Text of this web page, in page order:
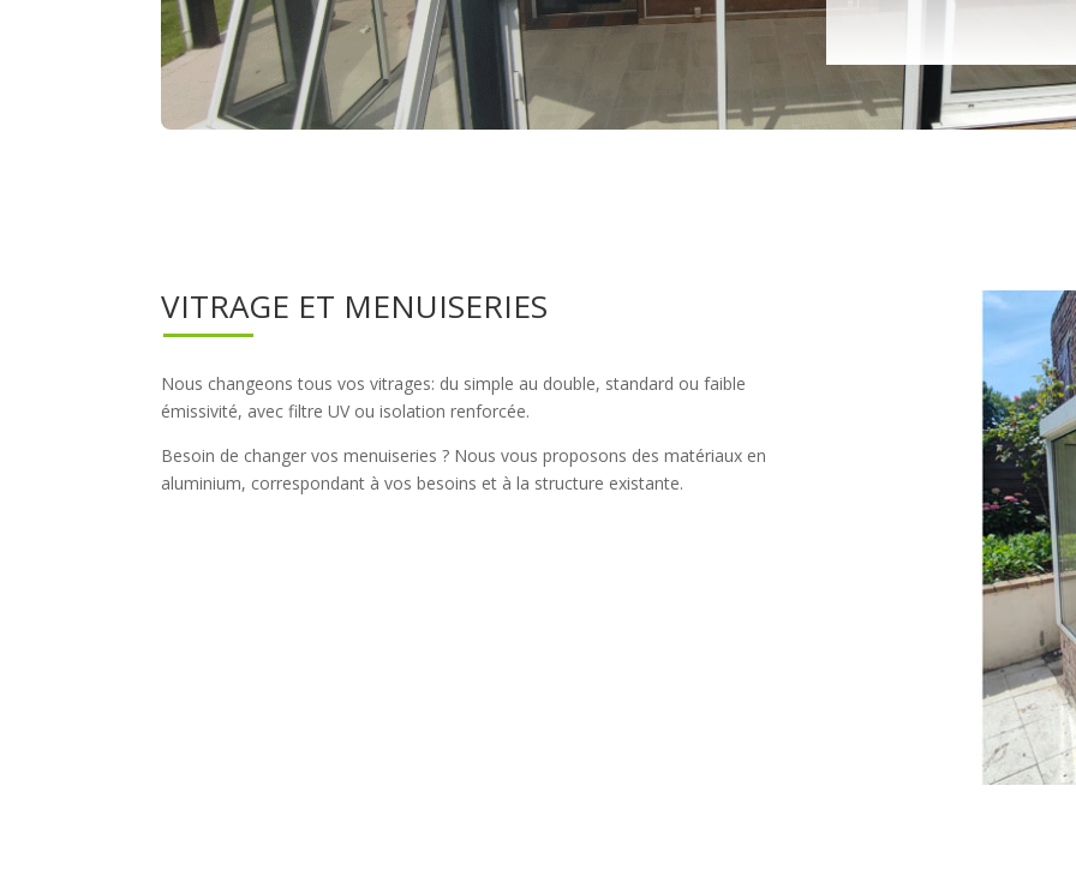
VITRAGE ET MENUISERIES
Nous changeons tous vos vitrages: du simple au double, standard ou faible
émissivité, avec filtre UV ou isolation renforcée.
Besoin de changer vos menuiseries ? Nous vous proposons des matériaux en
aluminium, correspondant à vos besoins et à la structure existante.